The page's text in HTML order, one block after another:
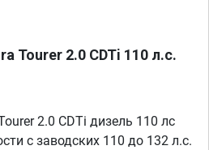
Tourer 2.0 CDTi 110 л.с.
2.0 CDTi дизель 110 лс
с заводских 110 до 132 л.с.